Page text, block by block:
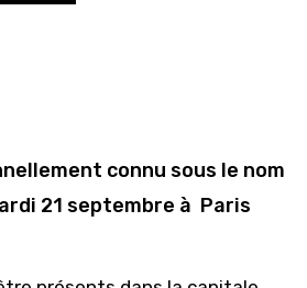
connu sous le nom
21 septembre à Paris